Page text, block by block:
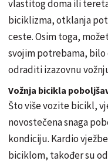
vlastitog doma ili
biciklizma, otklanja
ceste. Osim toga,
svojim potrebama,
odraditi izazovnu
Vožnja bicikla
Što više vozite bicikl,
novostečena snaga
kondiciju. Kardio
biciklom, također su